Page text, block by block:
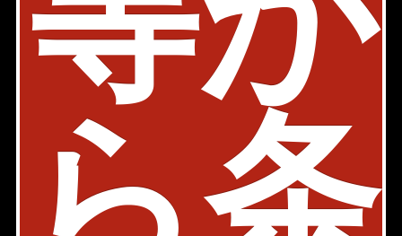
ら条
新宿区払方町の賃貸マンション検索結果を一覧表示してい
ます。「賃料」、「間取り」、「面積」の条件を絞り込ん
で検索する事が出来ます。
新宿区払方町周辺の選りすぐり賃貸情報を見つけたら、お
気軽にお問い合わせ下さい。
このエリアのお部屋探しは千代田麹町店が承ります！お気
軽にお問い合わせ下さい！